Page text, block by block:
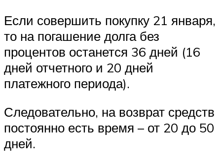
Если совершить покупку 21 января,
то на погашение долга без
процентов останется 36 дней (16
дней отчетного и 20 дней
платежного периода).
Следовательно, на возврат средств
постоянно есть время – от 20 до 50
дней.